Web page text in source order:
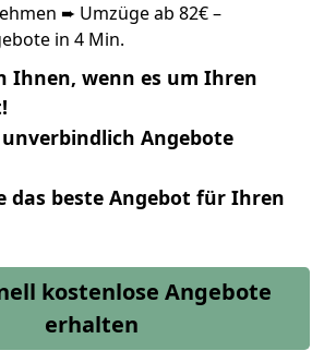
➨ Umzüge ab 82€ –
in 4 Min.
Ihnen, wenn es um Ihren
Angebote
das beste Angebot für Ihren
kostenlose Angebote
erhalten